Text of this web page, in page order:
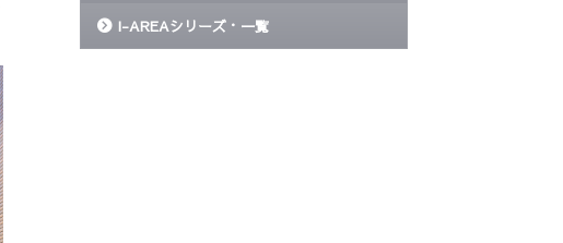
I-AREAシリーズ・一覧